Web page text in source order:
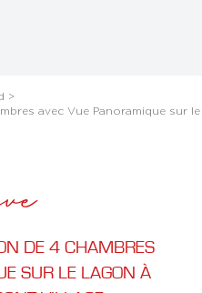
>
avec Vue Panoramique sur
DE 4 CHAMBRES
SUR LE LAGON À